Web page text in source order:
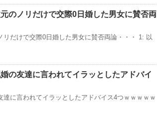
のノリだけで交際0日婚した男女に賛否両
リだけで交際0日婚した男女に賛否両論・・・ 1: 以
の友達に言われてイラッとしたアドバイ
達に言われてイラッとしたアドバイス4つｗｗｗｗｗ